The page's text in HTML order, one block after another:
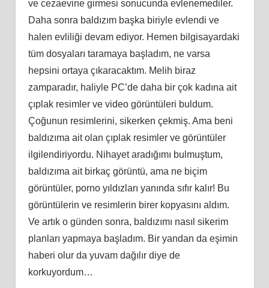
ve cezaevine girmesi sonucunda evlenemediler.
Daha sonra baldızım başka biriyle evlendi ve
halen evliliği devam ediyor. Hemen bilgisayardaki
tüm dosyaları taramaya başladım, ne varsa
hepsini ortaya çıkaracaktım. Melih biraz
zamparadır, haliyle PC’de daha bir çok kadına ait
çıplak resimler ve video görüntüleri buldum.
Çoğunun resimlerini, sikerken çekmiş. Ama beni
baldızıma ait olan çıplak resimler ve görüntüler
ilgilendiriyordu. Nihayet aradığımı bulmuştum,
baldızıma ait birkaç görüntü, ama ne biçim
görüntüler, porno yıldızları yanında sıfır kalır! Bu
görüntülerin ve resimlerin birer kopyasını aldım.
Ve artık o günden sonra, baldızımı nasıl sikerim
planları yapmaya başladım. Bir yandan da eşimin
haberi olur da yuvam dağılır diye de
korkuyordum…